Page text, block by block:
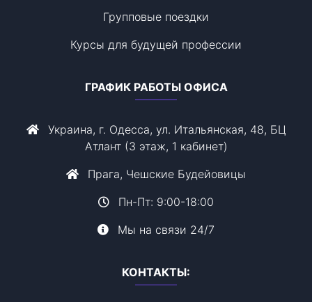
Групповые поездки
Курсы для будущей профессии
ГРАФИК РАБОТЫ ОФИСА
Украина, г. Одесса, ул. Итальянская, 48, БЦ
Атлант (3 этаж, 1 кабинет)
Прага, Чешские Будейовицы
Пн-Пт: 9:00-18:00
Мы на связи 24/7
КОНТАКТЫ: